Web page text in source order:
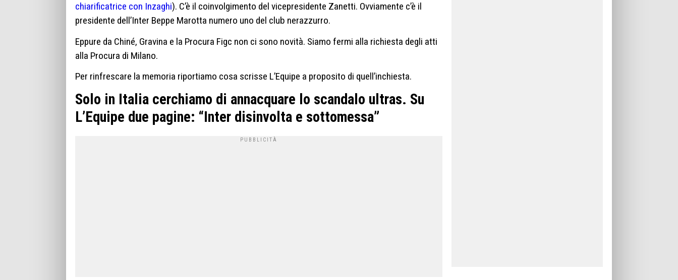
chiarificatrice con Inzaghi). C’è il coinvolgimento del vicepresidente Zanetti. Ovviamente c’è il
presidente dell’Inter Beppe Marotta numero uno del club nerazzurro.
Eppure da Chiné, Gravina e la Procura Figc non ci sono novità. Siamo fermi alla richiesta degli atti
alla Procura di Milano.
Per rinfrescare la memoria riportiamo cosa scrisse L’Equipe a proposito di quell’inchiesta.
Solo in Italia cerchiamo di annacquare lo scandalo ultras. Su
L’Equipe due pagine: “Inter disinvolta e sottomessa”